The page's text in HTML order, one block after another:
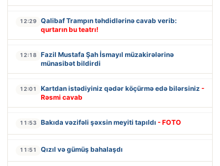
12:29
Qalibaf Trampın təhdidlərinə cavab verib:
qurtarın bu teatrı!
12:18
Fazil Mustafa Şah İsmayıl müzakirələrinə
münasibət bildirdi
12:01 Kartdan istədiyiniz qədər köçürmə edə bilərsiniz -
Rəsmi cavab
11:53 Bakıda vəzifəli şəxsin meyiti tapıldı - FOTO
11:51 Qızıl və gümüş bahalaşdı